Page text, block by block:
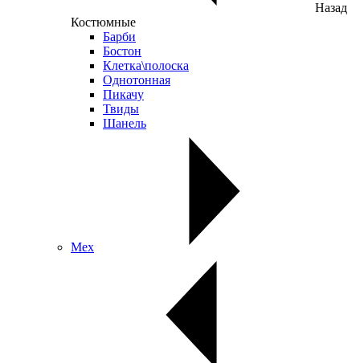
Назад
Костюмные
Барби
Бостон
Клетка\полоска
Однотонная
Пикачу
Твиды
Шанель
Мех